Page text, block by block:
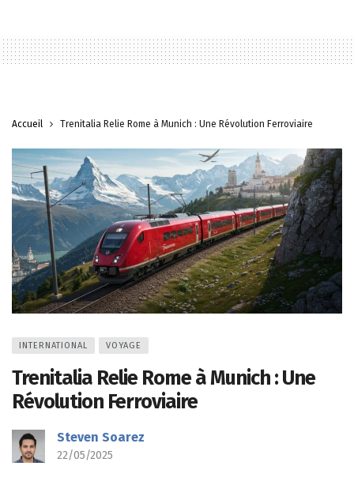
Accueil Trenitalia Relie Rome à Munich : Une Révolution Ferroviaire
INTERNATIONAL VOYAGE
Trenitalia Relie Rome à Munich : Une
Révolution Ferroviaire
Steven Soarez
22/05/2025